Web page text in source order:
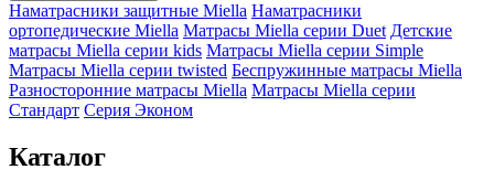
Наматрасники защитные Miella Наматрасники
ортопедические Miella Матрасы Miella серии Duet Детские
матрасы Miella серии kids Матрасы Miella серии Simple
Матрасы Miella серии twisted Беспружинные матрасы Miella
Разносторонние матрасы Miella Матрасы Miella серии
Стандарт Серия Эконом
Каталог